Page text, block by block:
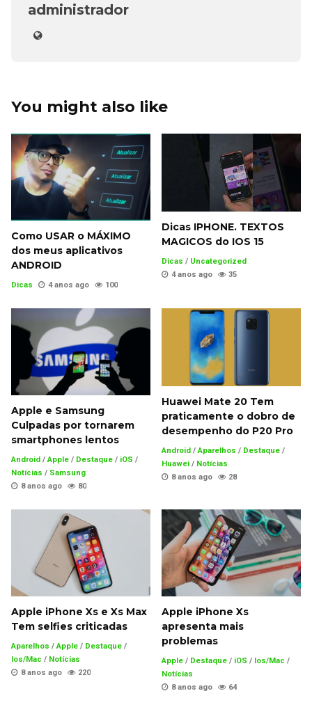
administrador
You might also like
Como USAR o MÁXIMO
dos meus aplicativos
ANDROID
Dicas 4 anos ago 100
Dicas IPHONE. TEXTOS
MAGICOS do IOS 15
Dicas / Uncategorized
4 anos ago
35
Apple e Samsung
Culpadas por tornarem
smartphones lentos
Android /Apple / Destaque / iOS /
Notícias / Samsung
8 anos ago
80
Huawei Mate 20 Tem
praticamente o dobro de
desempenho do P20 Pro
Android /Aparelhos / Destaque /
Huawei / Notícias
8 anos ago
28
Apple iPhone Xs e Xs Max
Tem selfies criticadas
Aparelhos / Apple / Destaque /
Ios/Mac / Notícias
8 anos ago
220
Apple iPhone Xs
apresenta mais
problemas
Apple / Destaque / iOS / Ios/Mac /
Notícias
8 anos ago
64